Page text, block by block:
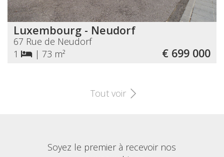
Luxembourg - Neudorf
67 Rue de Neudorf
1
| 73 m² € 699 000
Tout voir
Soyez le premier à recevoir nos